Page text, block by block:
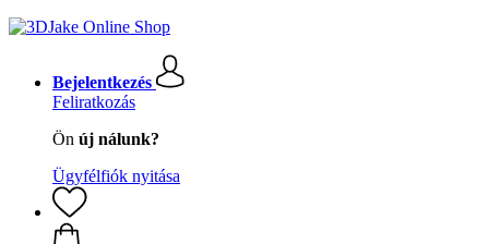
Bejelentkezés
Feliratkozás
Ön új nálunk?
Ügyfélfiók nyitása